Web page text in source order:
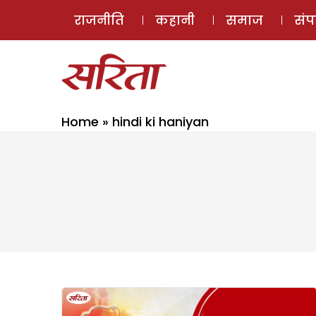
राजनीति कहानी समाज
Home » hindi ki haniyan